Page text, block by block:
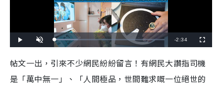
l
n
L
o
e
d
R
a
-2:34
u
s
c
e
e
帖文一出，引來不少網民紛紛留言！有網民大讚指司機
是「萬中無一」、「人間極品，世間難求嘅一位絕世的